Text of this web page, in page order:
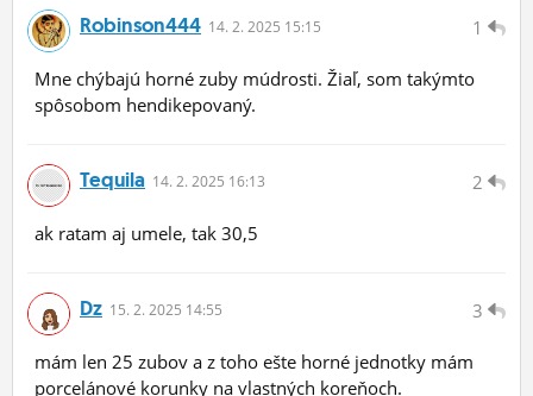
1
Robinson444 14. 2. 2025 15:15
Mne chýbajú horné zuby múdrosti. Žiaľ, som takýmto
spôsobom hendikepovaný.
2
Tequila 14. 2. 2025 16:13
ak ratam aj umele, tak 30,5
3
Dz 15. 2. 2025 14:55
mám len 25 zubov a z toho ešte horné jednotky mám
porcelánové korunky na vlastných koreňoch.